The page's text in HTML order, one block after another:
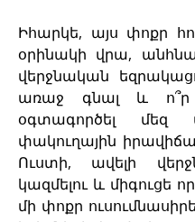
Իհարկե, այս փոքր
օրինակի վրա,
վերջնական
առաջ գնալ և
օգտագործել
փակուղային
Ուստի, ավելի
կազմելու և միգուցե
մի փոքր